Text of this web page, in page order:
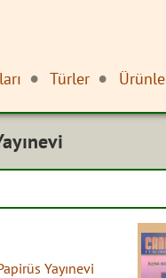
Türler
Yayınevi